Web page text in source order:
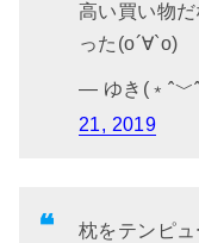
高い買い物
った(о´∀`о)
— ゆき
21, 2019
枕をテンピ